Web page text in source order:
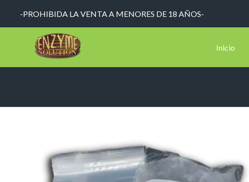
-PROHIBIDA LA VENTA A MENORES DE 18 AÑOS-
Inicio